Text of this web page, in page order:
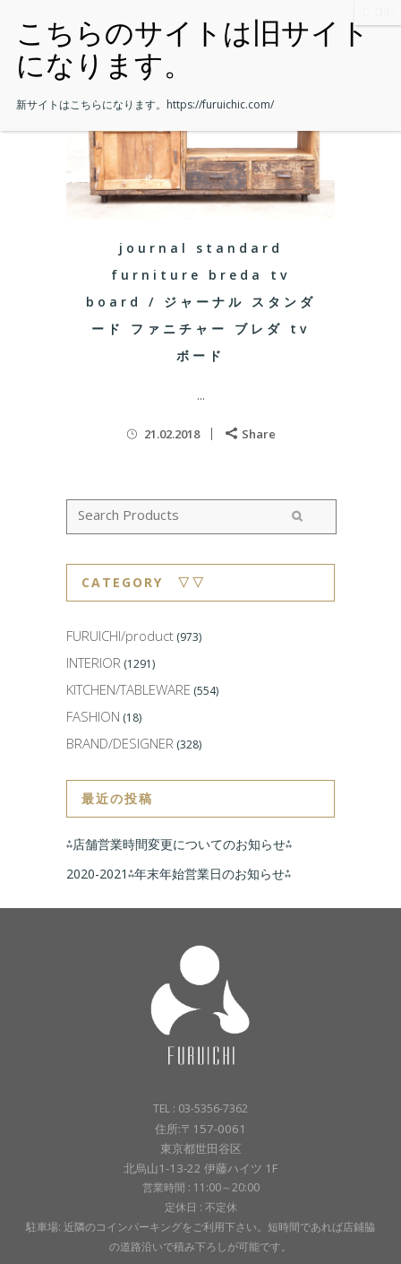
journal standard
furniture breda tv
board / ジャーナル スタンダ
ード ファニチャー ブレダ tv
ボード
...
21.02.2018 Share
CATEGORY ▽▽
FURUICHI/product (973)
INTERIOR (1291)
KITCHEN/TABLEWARE (554)
FASHION (18)
BRAND/DESIGNER (328)
最近の投稿
⁂店舗営業時間変更についてのお知らせ⁂
2020-2021⁂年末年始営業日のお知らせ⁂
TEL : 03-5356-7362
住所:〒157-0061
東京都世田谷区
北烏山1-13-22 伊藤ハイツ 1F
営業時間 : 11:00～20:00
定休日 : 不定休
駐車場: 近隣のコインパーキングをご利用下さい。短時間であれば店鋪脇
の道路沿いで積み下ろしが可能です。
新サイトはこちらになります。 https://furuichic.com/